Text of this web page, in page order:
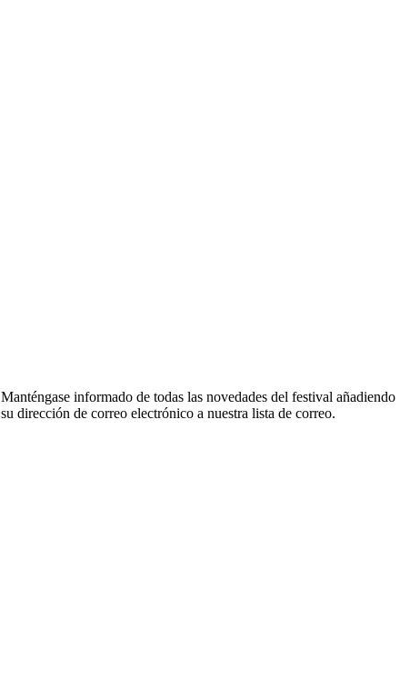
Manténgase informado de todas las novedades del festival añadiendo
su dirección de correo electrónico a nuestra lista de correo.